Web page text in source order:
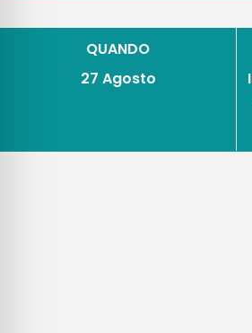
QUANDO
27 Agosto